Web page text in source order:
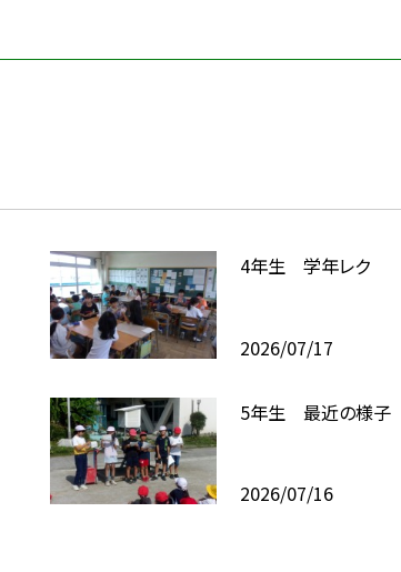
4年生 学年レク
2026/07/17
5年生 最近の様子
2026/07/16